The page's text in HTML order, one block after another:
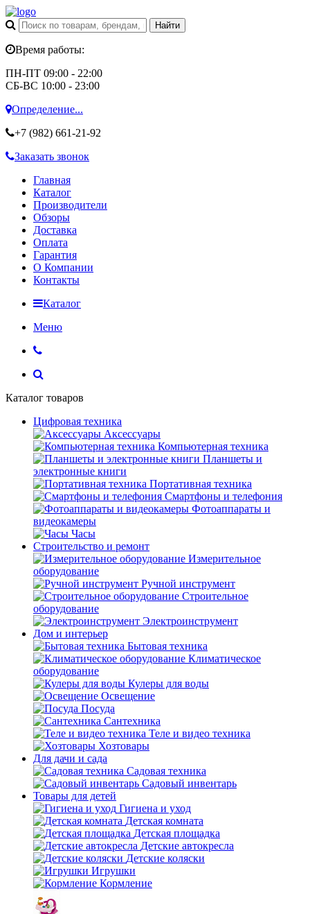
Время работы:
ПН-ПТ 09:00 - 22:00
СБ-ВС 10:00 - 23:00
Определение...
+7 (982) 661-21-92
Заказать звонок
Главная
Каталог
Производители
Обзоры
Доставка
Оплата
Гарантия
О Компании
Контакты
Каталог
Меню
Каталог товаров
Цифровая техника
Аксессуары
Компьютерная техника
Планшеты и
электронные книги
Портативная техника
Смартфоны и телефония
Фотоаппараты и
видеокамеры
Часы
Строительство и ремонт
Измерительное
оборудование
Ручной инструмент
Строительное
оборудование
Электроинструмент
Дом и интерьер
Бытовая техника
Климатическое
оборудование
Кулеры для воды
Освещение
Посуда
Сантехника
Теле и видео техника
Хозтовары
Для дачи и сада
Садовая техника
Садовый инвентарь
Товары для детей
Гигиена и уход
Детская комната
Детская площадка
Детские автокресла
Детские коляски
Игрушки
Кормление